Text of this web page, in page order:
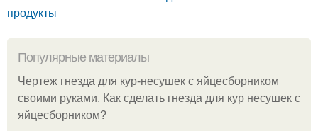
продукты
Популярные материалы
Чертеж гнезда для кур-несушек с яйцесборником
своими руками. Как сделать гнезда для кур несушек с
яйцесборником?